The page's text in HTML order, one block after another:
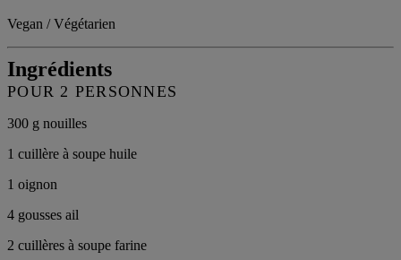
Vegan / Végétarien
Ingrédients
POUR 2 PERSONNES
300 g nouilles
1 cuillère à soupe huile
1 oignon
4 gousses ail
2 cuillères à soupe farine